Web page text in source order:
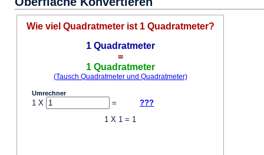
Wie viel Quadratmeter ist 1 Quadratmeter?
1 Quadratmeter
=
1 Quadratmeter
(Tausch Quadratmeter und Quadratmeter)
Umrechner
1 X =
???
1 X 1 = 1